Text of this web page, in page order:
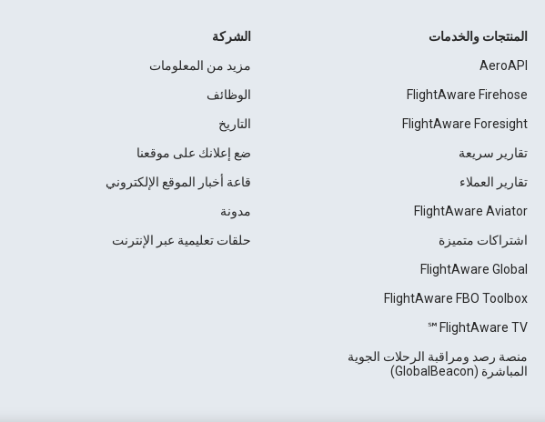
المنتجات والخدمات
AeroAPI
FlightAware Firehose
FlightAware Foresight
تقارير سريعة
تقارير العملاء
FlightAware Aviator
اشتراكات متميزة
FlightAware Global
FlightAware FBO Toolbox
FlightAware TV℠
منصة رصد ومراقبة الرحلات الجوية
المباشرة (GlobalBeacon)
الشركة
مزيد من المعلومات
الوظائف
التاريخ
ضع إعلانك على موقعنا
قاعة أخبار الموقع الإلكتروني
مدونة
حلقات تعليمية عبر الإنترنت